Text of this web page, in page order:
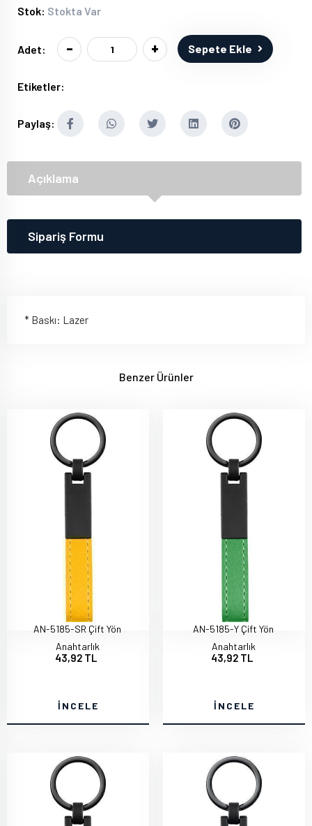
Stok: Stokta Var
Adet: - + Sepete Ekle
Etiketler:
Paylaş:
Açıklama
Sipariş Formu
* Baskı: Lazer
Benzer Ürünler
AN-5185-SR Çift Yön
Anahtarlık
43,92 TL
İNCELE
AN-5185-Y Çift Yön
Anahtarlık
43,92 TL
İNCELE